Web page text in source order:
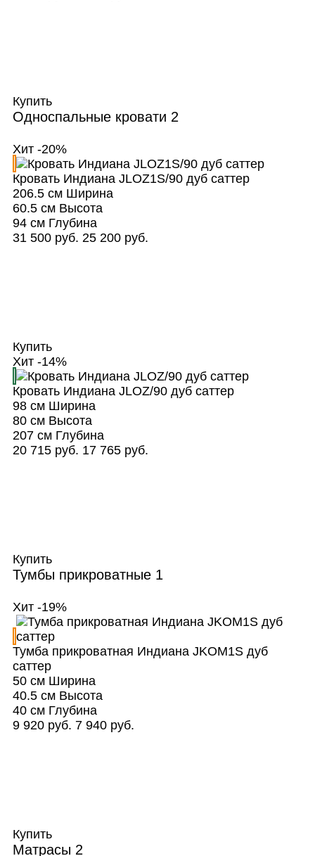
Купить
Односпальные кровати 2
Хит -20%
Кровать Индиана JLOZ1S/90 дуб саттер
206.5 смШирина
60.5 смВысота
94 смГлубина
31 500 руб. 25 200 руб.
Купить
Хит -14%
Кровать Индиана JLOZ/90 дуб саттер
98 смШирина
80 смВысота
207 смГлубина
20 715 руб. 17 765 руб.
Купить
Тумбы прикроватные 1
Хит -19%
Тумба прикроватная Индиана JKOM1S дуб
саттер
50 смШирина
40.5 смВысота
40 смГлубина
9 920 руб. 7 940 руб.
Купить
Матрасы 2